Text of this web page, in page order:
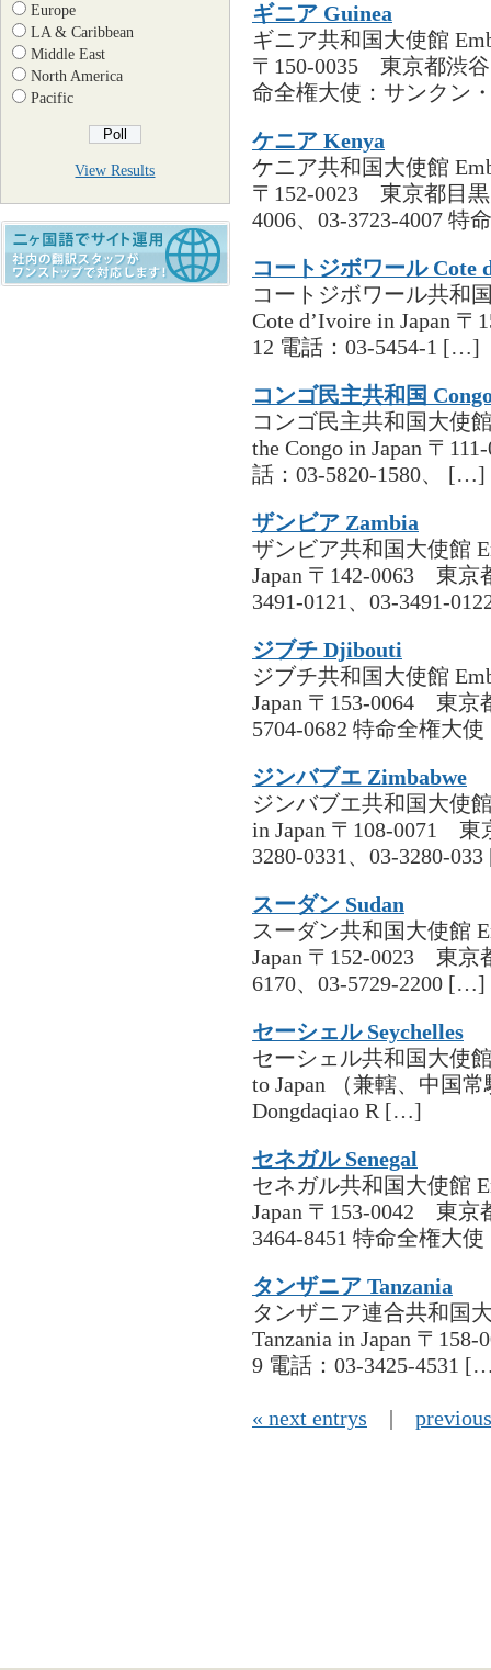
Europe
LA & Caribbean
Middle East
North America
Pacific
View Results
ギニア Guinea
ギニア共和国大使館
〒150-0035 東京都渋谷
命全権大使：サンク
ケニア Kenya
ケニア共和国大使館
〒152-0023 東京都目黒
4006、03-3723-4007 特
コートジボワール Cote
コートジボワール共和
Cote d’Ivoire in Japan
12 電話：03-5454-1 […]
コンゴ民主共和国
コンゴ民主共和国大使
the Congo in Japan 〒
話：03-5820-1580、 […]
ザンビア Zambia
ザンビア共和国大使館
Japan 〒142-0063 東京
3491-0121、03-3491-
ジブチ Djibouti
ジブチ共和国大使館
Japan 〒153-0064 東京
5704-0682 特命全権大
ジンバブエ Zimbabwe
ジンバブエ共和国大使
in Japan 〒108-0071 東
3280-0331、03-3280-
スーダン Sudan
スーダン共和国大使館
Japan 〒152-0023 東京
6170、03-5729-2200 […]
セーシェル Seychelles
セーシェル共和国大使館
to Japan （兼轄、中国常
Dongdaqiao R […]
セネガル Senegal
セネガル共和国大使館
Japan 〒153-0042 東京
3464-8451 特命全権大
タンザニア Tanzania
タンザニア連合共和国
Tanzania in Japan 〒
9 電話：03-3425-4531
« next entrys |